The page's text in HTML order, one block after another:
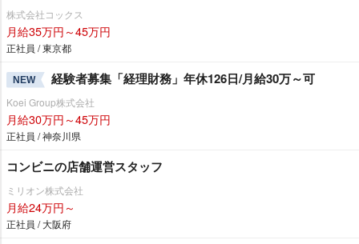
株式会社コックス
月給35万円～45万円
正社員 / 東京都
NEW 経験者募集「経理財務」年休126日/月給30万～可
Koei Group株式会社
月給30万円～45万円
正社員 / 神奈川県
コンビニの店舗運営スタッフ
ミリオン株式会社
月給24万円～
正社員 / 大阪府